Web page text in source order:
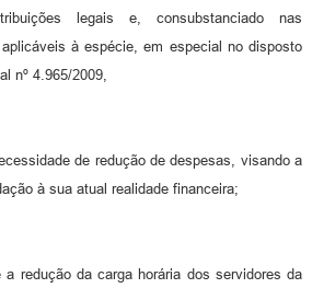
legais e, consubstanciado nas
à espécie, em especial no disposto
nº 4.965/2009,
de redução de despesas, visando a
à sua atual realidade financeira;
a redução da carga horária dos servidores da